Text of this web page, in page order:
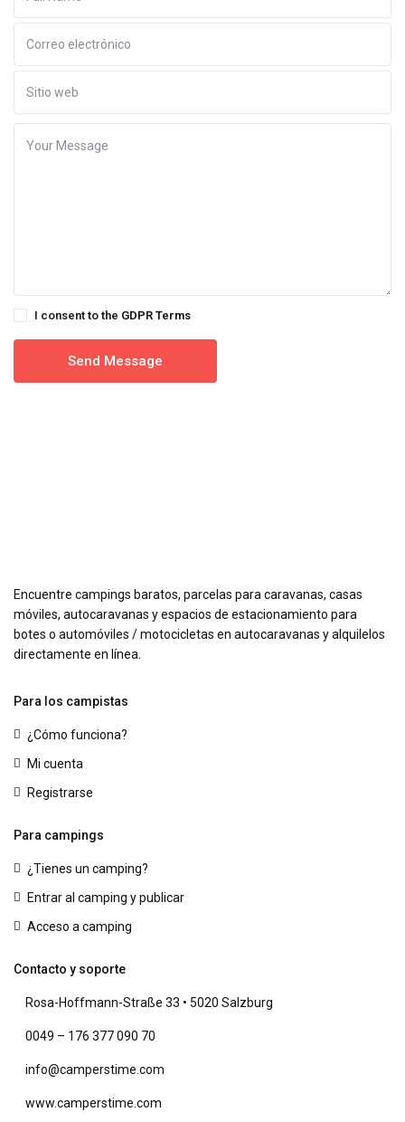
I consent to the GDPR Terms
Encuentre campings baratos, parcelas para caravanas, casas
móviles, autocaravanas y espacios de estacionamiento para
botes o automóviles / motocicletas en autocaravanas y alquilelos
directamente en línea.
Para los campistas
¿Cómo funciona?
Mi cuenta
Registrarse
Para campings
¿Tienes un camping?
Entrar al camping y publicar
Acceso a camping
Contacto y soporte
Rosa-Hoffmann-Straße 33 • 5020 Salzburg
0049 – 176 377 090 70
info@camperstime.com
www.camperstime.com